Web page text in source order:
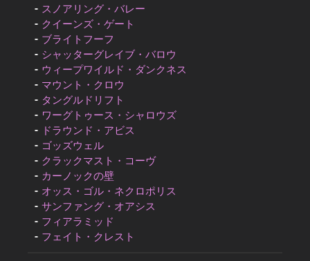
スノアリング・バレー
クイーンズ・ゲート
ブライトフーフ
シャッターグレイブ・バロウ
ウィープワイルド・ダンクネス
マウント・クロウ
タングルドリフト
ワーグトゥース・シャロウズ
ドラウンド・アビス
ゴッズウェル
クラックマスト・コーヴ
カーノックの壁
オッス・ゴル・ネクロポリス
サンファング・オアシス
フィアラミッド
フェイト・クレスト